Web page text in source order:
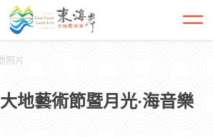
開啟
照片
地藝術節暨月光‧海音樂